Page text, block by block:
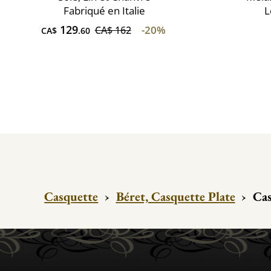
Fabriqué en Italie
CA$129.60 CA$ 162 -20%
Casquette › Béret, Casquette Plate ›